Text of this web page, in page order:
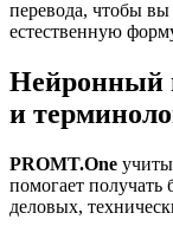
перевода, чтобы
естественную
Нейронный
и
PROMT.One
помогает получать
деловых,